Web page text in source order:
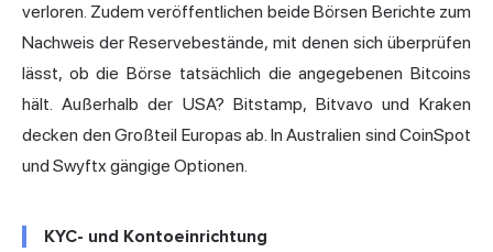
verloren. Zudem veröffentlichen beide Börsen Berichte zum
Nachweis der Reservebestände, mit denen sich überprüfen
lässt, ob die Börse tatsächlich die angegebenen Bitcoins
hält. Außerhalb der USA? Bitstamp, Bitvavo und Kraken
decken den Großteil Europas ab. In Australien sind CoinSpot
und Swyftx gängige Optionen.
KYC- und Kontoeinrichtung